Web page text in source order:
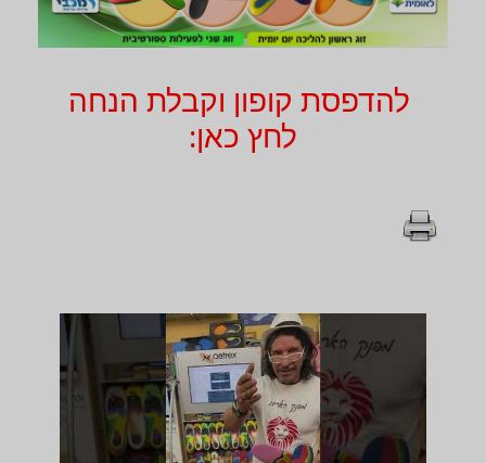
להדפסת קופון וקבלת הנחה
לחץ כאן: